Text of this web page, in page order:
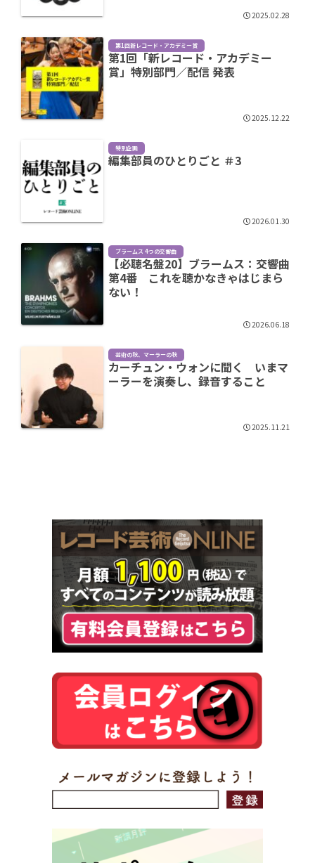
2025.02.28
第1回新レコード・アカデミー賞
第1回「新レコード・アカデミー
賞」特別部門／配信 発表
2025.12.22
特別企画
編集部員のひとりごと ＃3
2026.01.30
ブラームス 4つの交響曲
【必聴名盤20】ブラームス：交響曲
第4番 これを聴かなきゃはじまら
ない！
2026.06.18
芸術の秋、マーラーの秋
カーチュン・ウォンに聞く いまマ
ーラーを演奏し、録音すること
2025.11.21